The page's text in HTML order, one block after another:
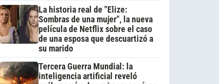
La historia real de "Elize:
Sombras de una mujer", la nueva
película de Netflix sobre el caso
de una esposa que descuartizó a
su marido
Tercera Guerra Mundial: la
inteligencia artificial reveló